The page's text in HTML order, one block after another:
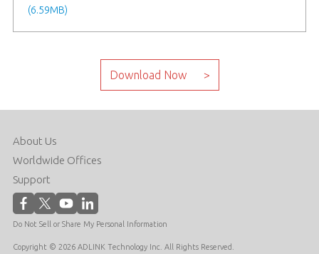
(6.59MB)
About Us
Worldwide Offices
Support
Do Not Sell or Share My Personal Information
Copyright © 2026 ADLINK Technology Inc. All Rights Reserved.